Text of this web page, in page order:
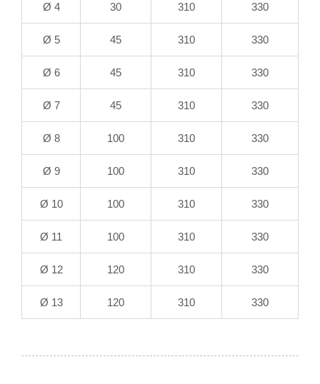
Ø 4 30 310 330
Ø 5 45 310 330
Ø 6 45 310 330
Ø 7 45 310 330
Ø 8 100 310 330
Ø 9 100 310 330
Ø 10 100 310 330
Ø 11 100 310 330
Ø 12 120 310 330
Ø 13 120 310 330